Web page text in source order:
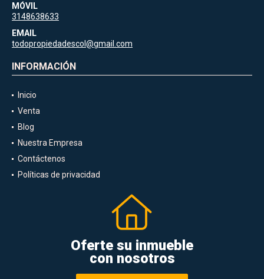
MÓVIL
3148638633
EMAIL
todopropiedadescol@gmail.com
INFORMACIÓN
Inicio
Venta
Blog
Nuestra Empresa
Contáctenos
Políticas de privacidad
Oferte su inmueble
con nosotros